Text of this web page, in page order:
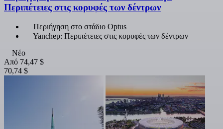
Περιπέτειες στις κορυφές των δέντρων
Περιήγηση στο στάδιο Optus
Yanchep: Περιπέτειες στις κορυφές των δέντρων
Νέο
Από 74,47 $
70,74 $